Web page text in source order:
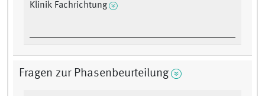
Klinik Fachrichtung
Fragen zur Phasenbeurteilung